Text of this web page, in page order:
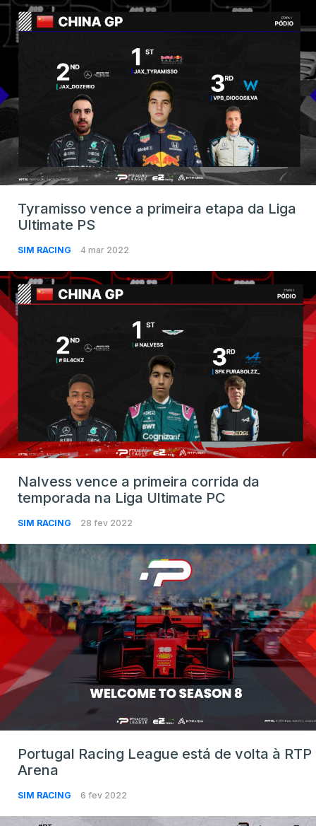
Tyramisso vence a primeira etapa da Liga
Ultimate PS
SIM RACING 4 mar 2022
Nalvess vence a primeira corrida da
temporada na Liga Ultimate PC
SIM RACING 28 fev 2022
Portugal Racing League está de volta à RTP
Arena
SIM RACING 6 fev 2022